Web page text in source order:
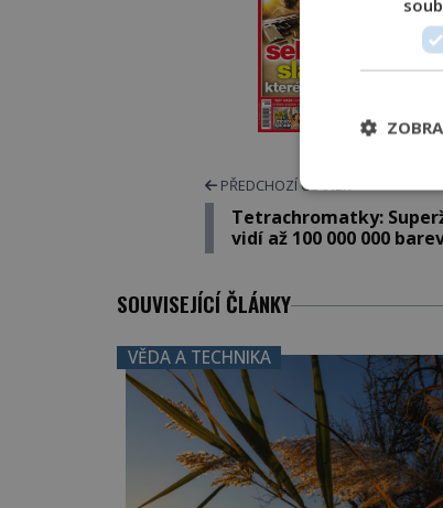
PŘEDCHOZÍ ČLÁNEK
Tetrachromatky:
vidí až 100 000 000
SOUVISEJÍCÍ ČLÁNKY
VĚDA A TECHNIKA